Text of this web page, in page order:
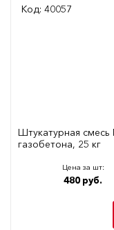
Код: 40057
Штукатурная
газобетона, 25 кг
Цена за шт:
480 руб.